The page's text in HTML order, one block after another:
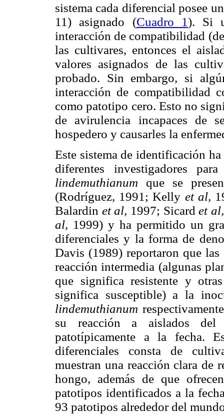
sistema cada diferencial posee
11) asignado (Cuadro 1). Si
interacción de compatibilidad
las cultivares, entonces el
valores asignados de las
probado. Sin embargo, si
interacción de compatibilidad
como patotipo cero. Esto no
de avirulencia incapaces de
hospedero y causarles la
Este sistema de identificación
diferentes investigadores
lindemuthianum que se
(Rodríguez, 1991; Kelly et al,
Balardin et al, 1997; Sicardet
al, 1999) y ha permitido un
diferenciales y la forma de
Davis (1989) reportaron que
reacción intermedia (algunas
que significa resistente y
significa susceptible) a la
lindemuthianum
su reacción a aislados del
patotípicamente a la fecha.
diferenciales consta de
muestran una reacción clara de
hongo, además de que
patotipos identificados a la
93 patotipos alrededor del